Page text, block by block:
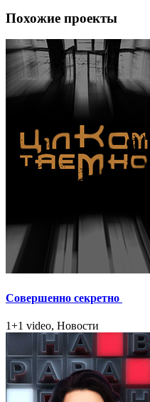
Похожие проекты
Совершенно секретно
1+1 video, Новости